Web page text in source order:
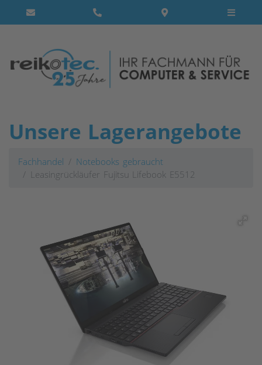
Unsere Lagerangebote
Fachhandel
Notebooks gebraucht
Leasingrückläufer Fujitsu Lifebook E5512